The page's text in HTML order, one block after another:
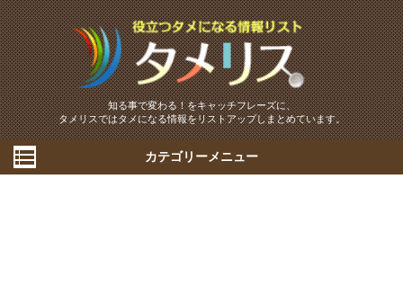
知る事で変わる！をキャッチフレーズに、
タメリスではタメになる情報をリストアップしまとめています。
カテゴリーメニュー